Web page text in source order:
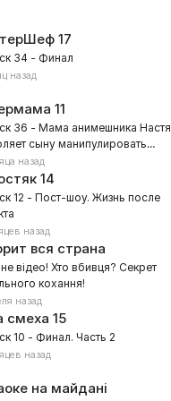
17
34 - Финал
назад
11
36 - Мама анимешника Настя
сыну манипулировать
назад
14
12 - Пост-шоу. Жизнь после
назад
вся страна
відео! Хто вбивця? Секрет
кохання!
назад
смеха 15
10 - Финал. Часть 2
назад
на майдані